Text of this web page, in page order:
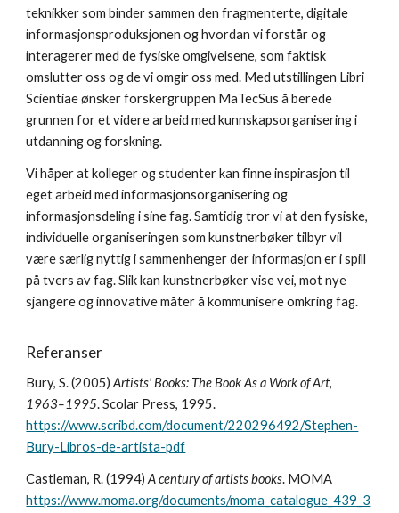
teknikker som binder sammen den fragmenterte, digitale
informasjonsproduksjonen og hvordan vi forstår og
interagerer med de fysiske omgivelsene, som faktisk
omslutter oss og de vi omgir oss med. Med utstillingen Libri
Scientiae ønsker forskergruppen MaTecSus å berede
grunnen for et videre arbeid med kunnskapsorganisering i
utdanning og forskning.
Vi håper at kolleger og studenter kan finne inspirasjon til
eget arbeid med informasjonsorganisering og
informasjonsdeling i sine fag. Samtidig tror vi at den fysiske,
individuelle organiseringen som kunstnerbøker tilbyr vil
være særlig nyttig i sammenhenger der informasjon er i spill
på tvers av fag. Slik kan kunstnerbøker vise vei, mot nye
sjangere og innovative måter å kommunisere omkring fag.
Referanser
Bury, S. (2005)Artists' Books: The Book As a Work of Art,
1963–1995. Scolar Press, 1995.
https://www.scribd.com/document/220296492/Stephen-
Bury-Libros-de-artista-pdf
Castleman, R. (1994)A century of artists books. MOMA
https://www.moma.org/documents/moma_catalogue_439_3